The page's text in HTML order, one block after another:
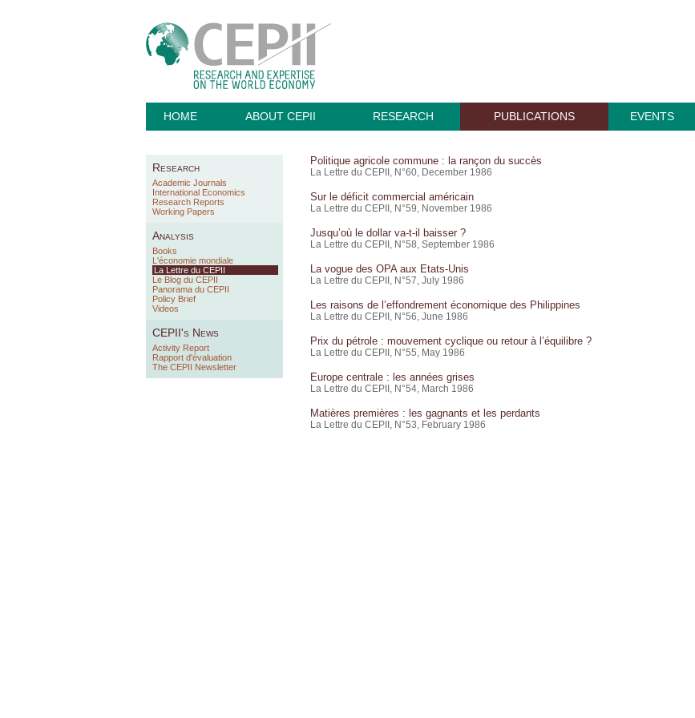
HOME ABOUT CEPII RESEARCH PUBLICATIONS EVENTS
Research
Academic Journals
International Economics
Research Reports
Working Papers
Analysis
Books
L'économie mondiale
La Lettre du CEPII
Le Blog du CEPII
Panorama du CEPII
Policy Brief
Videos
CEPII's News
Activity Report
Rapport d'évaluation
The CEPII Newsletter
Politique agricole commune : la rançon du succès
La Lettre du CEPII, N°60, December 1986
Sur le déficit commercial américain
La Lettre du CEPII, N°59, November 1986
Jusqu’où le dollar va-t-il baisser ?
La Lettre du CEPII, N°58, September 1986
La vogue des OPA aux Etats-Unis
La Lettre du CEPII, N°57, July 1986
Les raisons de l’effondrement économique des Philippines
La Lettre du CEPII, N°56, June 1986
Prix du pétrole : mouvement cyclique ou retour à l’équilibre ?
La Lettre du CEPII, N°55, May 1986
Europe centrale : les années grises
La Lettre du CEPII, N°54, March 1986
Matières premières : les gagnants et les perdants
La Lettre du CEPII, N°53, February 1986